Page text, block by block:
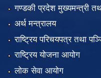
गण्डकी प्रदेश मुख्यमन्त्री
अर्थ मन्त्रालय
राष्ट्रिय परिचयपत्र तथा
राष्ट्रिय योजना आयोग
लोक सेवा आयोग